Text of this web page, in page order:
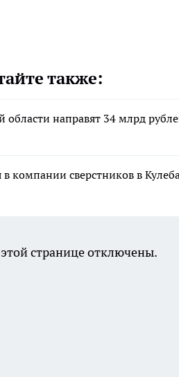
также:
направят 34 млрд
компании сверстников в
странице отключены.